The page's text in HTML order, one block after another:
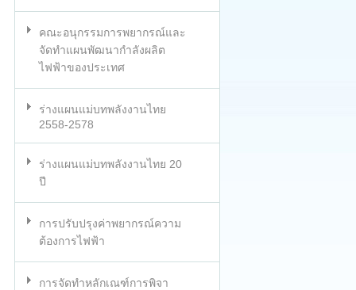
คณะอนุกรรมการพยากรณ์และ
จัดทำแผนพัฒนากำลังผลิต
ไฟฟ้าของประเทศ
ร่างแผนแม่บทพลังงานไทย
2558-2578
ร่างแผนแม่บทพลังงานไทย 20
ปี
การปรับปรุงค่าพยากรณ์ความ
ต้องการไฟฟ้า
การจัดทำหลักเณฑ์การพิจา